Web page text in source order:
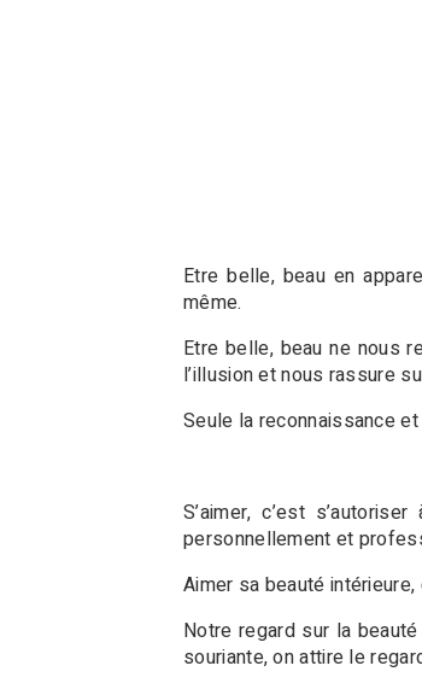
Etre belle, beau en
même.
Etre belle, beau ne nous
l’illusion et nous rassure
Seule la reconnaissance
S’aimer, c’est
personnellement et
Aimer sa beauté
Notre regard sur la
souriante, on attire le